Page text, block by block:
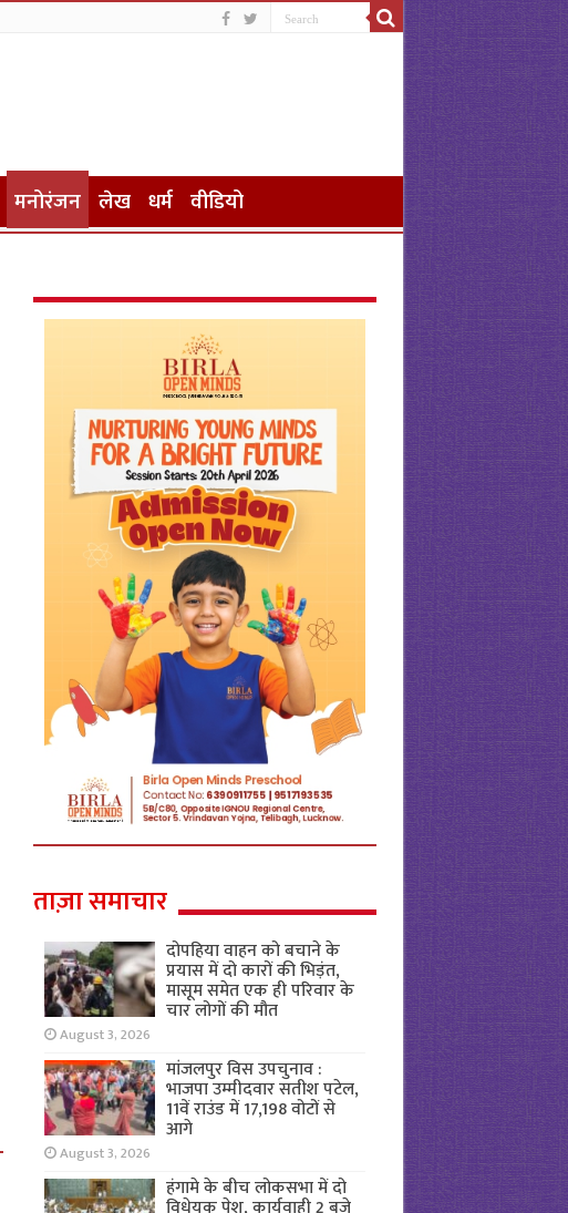
मनोरंजन लेख धर्म वीडियो
ताज़ा समाचार
दोपहिया वाहन को बचाने के
प्रयास में दो कारों की भिड़ंत,
मासूम समेत एक ही परिवार के
चार लोगों की मौत
August 3, 2026
मांजलपुर विस उपचुनाव :
भाजपा उम्मीदवार सतीश पटेल,
11वें राउंड में 17,198 वोटों से
आगे
August 3, 2026
हंगामे के बीच लोकसभा में दो